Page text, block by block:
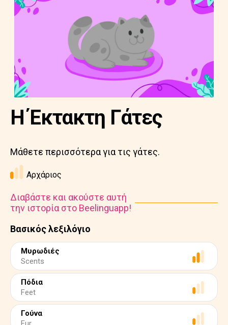
Βασικός λεξιλόγιο
Μυρωδιές
Scents
Πόδια
Feet
Γούνα
Η Έκτακτη Γάτες
Μάθετε περισσότερα για τις γάτες.
Αρχάριος
Διαβάστε και ακούστε αυτή
την ιστορία στο Beelinguapp!